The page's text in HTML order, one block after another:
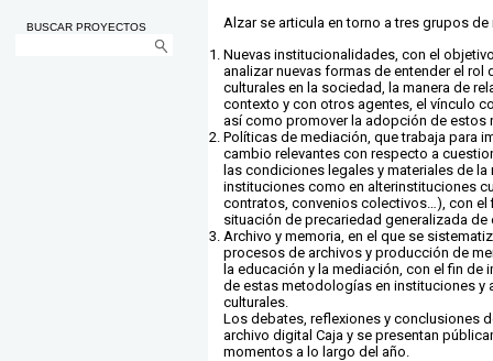
BUSCAR PROYECTOS
Alzar se articula en torno a tres grupos
Nuevas institucionalidades, con el
analizar nuevas formas de entender el rol
culturales en la sociedad, la manera de
contexto y con otros agentes, el vínculo
así como promover la adopción de estos
Políticas de mediación, que trabaja para
cambio relevantes con respecto a
las condiciones legales y materiales de
instituciones como en alterinstituciones
contratos, convenios colectivos…), con el
situación de precariedad generalizada de
Archivo y memoria, en el que se
procesos de archivos y producción de
la educación y la mediación, con el fin de
de estas metodologías en instituciones y
culturales.
Los debates, reflexiones y conclusiones
archivo digital Caja y se presentan
momentos a lo largo del año.